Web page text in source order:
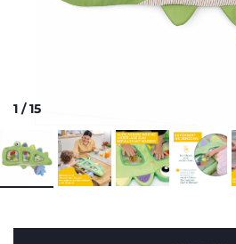
1 /15